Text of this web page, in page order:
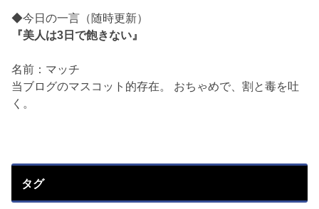
◆今日の一言（随時更新）
『美人は3日で飽きない』
名前：マッチ
当ブログのマスコット的存在。 おちゃめで、割と毒を吐
く。
タグ